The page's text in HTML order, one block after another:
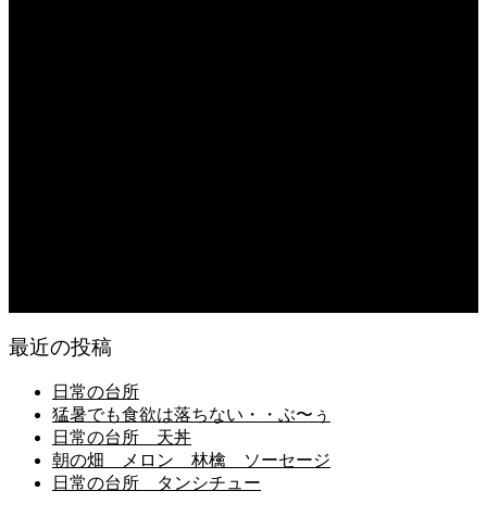
最近の投稿
日常の台所
猛暑でも食欲は落ちない・・ぶ〜ぅ
日常の台所 天丼
朝の畑 メロン 林檎 ソーセージ
日常の台所 タンシチュー